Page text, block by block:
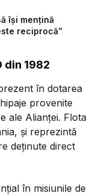
își mențină
reciprocă”
din 1982
în dotarea
provenite
ale Alianței. Flota
și reprezintă
deținute direct
în misiunile de